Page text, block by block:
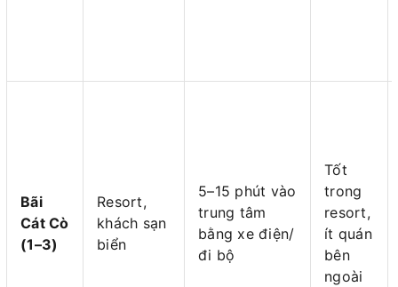
Bãi
Cát Cò
(1–3)
Resort,
khách sạn
biển
5–15 phút vào
trung tâm
bằng xe điện/
đi bộ
Tốt
trong
resort,
ít quán
bên
ngoài